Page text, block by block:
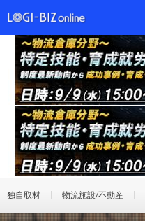
独自取材 物流施設/不動産